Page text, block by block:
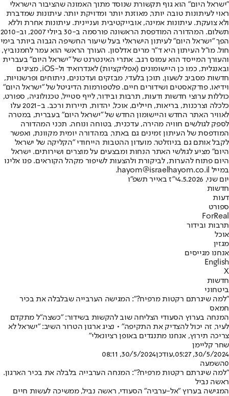
"ישראל היום" הוא גוף תקשורת שנוסד מתוך האמונה שהציבור הישראלי
ראוי לעיתונות טובה יותר, מאוזנת יותר ומדויקת יותר. עיתונות שמדברת
ולא צועקת. עיתונות אמינה, אובייקטיבית ועניינית. עיתונות אחרת וללא
תשלום. המהדורה המודפסת הראשונה פורסמה ב-30 ביולי 2007, וב-2010
הפך "ישראל היום" לעיתון הישראלי בעל שיעור החשיפה הגבוה ביותר בימי
חול. מו"ל העיתון היא ד"ר מרים אדלסון. העורך הראשי הוא עמר לחמנוביץ,
והעורך המייסד הוא עמוס רגב. אתרי האינטרנט של "ישראל היום" בעברית
ובאנגלית, כמו כן היישומונים (אפליקציות) לאנדרואיד ול-iOS, מציגים
חדשות מסביב לשעון, תוכן בלעדי, מבזקים ועדכונים, ניתוחים ופרשנויות,
וידיאו, פודקאסטים ושידורים חיים. פלטפורמות הדיגיטל של "ישראל היום"
כוללות ערוצי חדשות ודעות, תרבות ובידור, לייף סטייל, טכנולוגיה, ספורט,
כלכלה וצרכנות, בריאות, חיילים, אוכל, יהדות, תיירות ורכב. ב-2021 עלו
לאוויר האתר החדש והיישומון החדש של "ישראל היום" בעברית, במטרה
לספק לגולשים חוויה מהירה, עדכנית, בטוחה ונוחה. תכני המהדורה
המודפסת של העיתון זמינים גם באתר, במהדורה יומית מקוונת, ואפשר
לקבל אותם גם בניוזלטר. מועדון ההטבות הייחודי "הקליקה של ישראל
היום" מציע לגולשי האתר הנחות ומבצעים על מוצרים ושירותים. ישראל
היום פתוח להערות, לביקורת ולהצעות לשיפור מקהל הקוראים. פנו אלינו
במייל hayom@israelhayom.co.il.
יום שני, 4.5.2026
י"ז באייר תשפ"ו
חדשות
דעות
ספורט
ForReal
תרבות ובידור
אוכל
מגזין
אנחנו מגייסים
English
X
חדשות
ביטחוני
"למה שיגרתם רקטות מרפיח?": המגישה הערבייה שבלבלה את בכיר
חמאס
המנחה בערוץ הסעודי הצליחה שוב להקשות בשידור: "כשצה"ל מתקדם
לעיר, זה יכול להצדיק את התקיפה" • נציג ארגון הטרור השיב: "ישראל לא
צריכה תירוץ, אנחנו מתנגדים באופן רציונאלי"
שחר קליימן
30/5/2024, 05:27
,עודכן30/5/2024, 08:11
0השמעה
"למה שיגרתם רקטות מרפיח?": המנחה הערבייה בלבלה את בכיר הארגון.
ראשה נביל
המגישה בערוץ "אל-ערביה" הסעודי, ראשה נביל, ממשיכה לעשות חיים